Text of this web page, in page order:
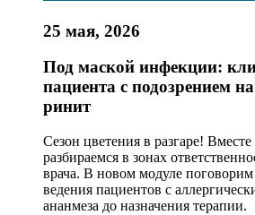
25 мая, 2026
Под маской инфекции:
пациента с подозрением
ринит
Сезон цветения в разгаре! Вместе
разбираемся в зонах
врача. В новом модуле поговорим
ведения пациентов с
ананмеза до назначения терапии.